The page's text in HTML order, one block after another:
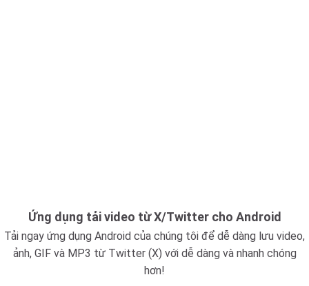
Ứng dụng tải video từ X/Twitter cho Android
Tải ngay ứng dụng Android của chúng tôi để dễ dàng lưu video,
ảnh, GIF và MP3 từ Twitter (X) với dễ dàng và nhanh chóng
hơn!